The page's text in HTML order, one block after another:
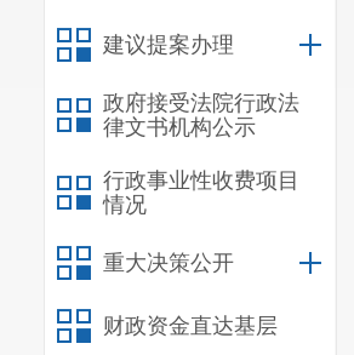
建议提案办理
政府接受法院行政法
律文书机构公示
行政事业性收费项目
情况
重大决策公开
财政资金直达基层